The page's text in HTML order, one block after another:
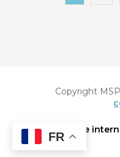
Copyright
Site
FR